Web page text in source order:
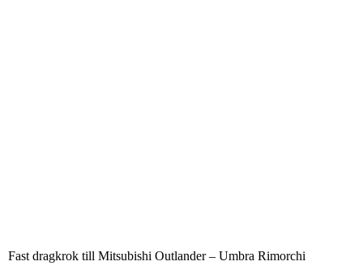
Fast dragkrok till Mitsubishi Outlander – Umbra Rimorchi